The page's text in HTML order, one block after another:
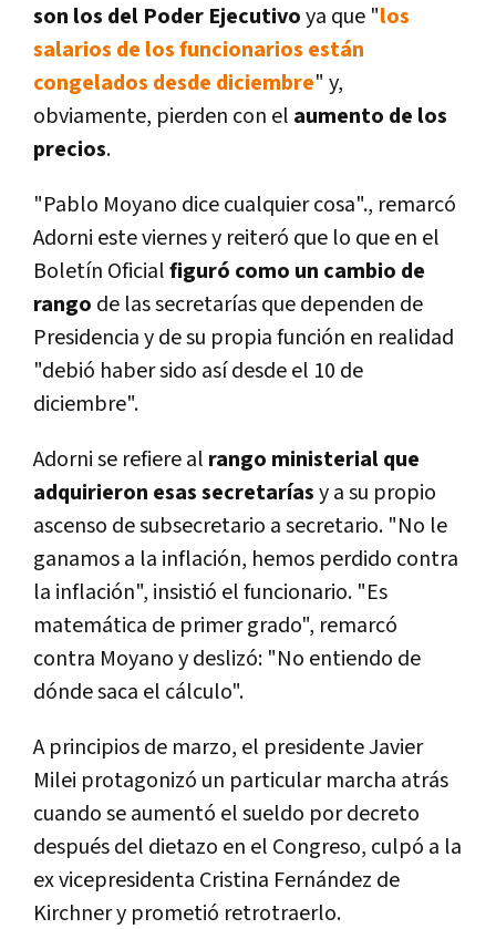
son los del Poder Ejecutivoya que "los
salarios de los funcionarios están
congelados desde diciembre" y,
obviamente, pierden con el aumento de los
precios.
"Pablo Moyano dice cualquier cosa"., remarcó
Adorni este viernes y reiteró que lo que en el
Boletín Oficialfiguró como un cambio de
rango de las secretarías que dependen de
Presidencia y de su propia función en realidad
"debió haber sido así desde el 10 de
diciembre".
Adorni se refiere al rango ministerial que
adquirieron esas secretaríasy a su propio
ascenso de subsecretario a secretario. "No le
ganamos a la inflación, hemos perdido contra
la inflación", insistió el funcionario. "Es
matemática de primer grado", remarcó
contra Moyano y deslizó: "No entiendo de
dónde saca el cálculo".
A principios de marzo, el presidente Javier
Milei protagonizó un particular marcha atrás
cuando se aumentó el sueldo por decreto
después del dietazo en el Congreso, culpó a la
ex vicepresidenta Cristina Fernández de
Kirchner y prometió retrotraerlo.